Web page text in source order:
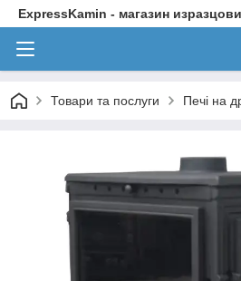
ExpressKamin - магазин
Товари та послуги Печі на